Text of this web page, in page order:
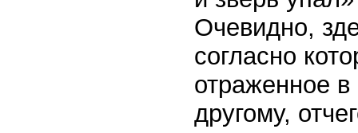
Очевидно,
согласно
отраженное
другому,